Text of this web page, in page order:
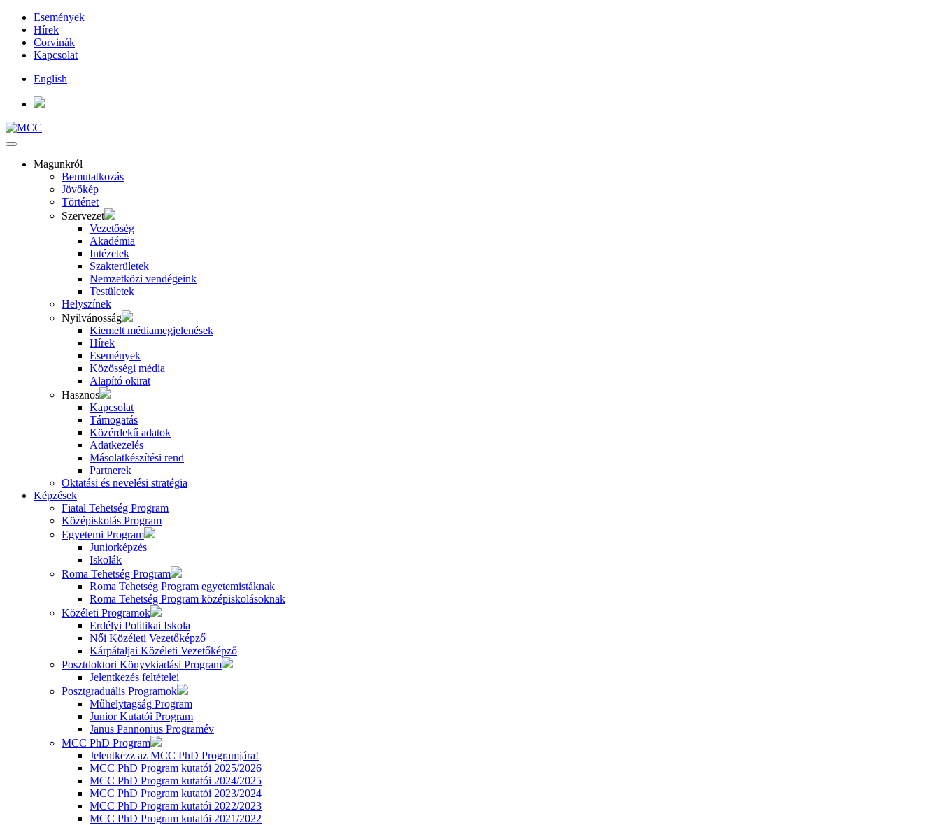
Események
Hírek
Corvinák
Kapcsolat
English
Magunkról
Bemutatkozás
Jövőkép
Történet
Szervezet
Vezetőség
Akadémia
Intézetek
Szakterületek
Nemzetközi vendégeink
Testületek
Helyszínek
Nyilvánosság
Kiemelt médiamegjelenések
Hírek
Események
Közösségi média
Alapító okirat
Hasznos
Kapcsolat
Támogatás
Közérdekű adatok
Adatkezelés
Másolatkészítési rend
Partnerek
Oktatási és nevelési stratégia
Képzések
Fiatal Tehetség Program
Középiskolás Program
Egyetemi Program
Juniorképzés
Iskolák
Roma Tehetség Program
Roma Tehetség Program egyetemistáknak
Roma Tehetség Program középiskolásoknak
Közéleti Programok
Erdélyi Politikai Iskola
Női Közéleti Vezetőképző
Kárpátaljai Közéleti Vezetőképző
Posztdoktori Könyvkiadási Program
Jelentkezés feltételei
Posztgraduális Programok
Műhelytagság Program
Junior Kutatói Program
Janus Pannonius Programév
MCC PhD Program
Jelentkezz az MCC PhD Programjára!
MCC PhD Program kutatói 2025/2026
MCC PhD Program kutatói 2024/2025
MCC PhD Program kutatói 2023/2024
MCC PhD Program kutatói 2022/2023
MCC PhD Program kutatói 2021/2022